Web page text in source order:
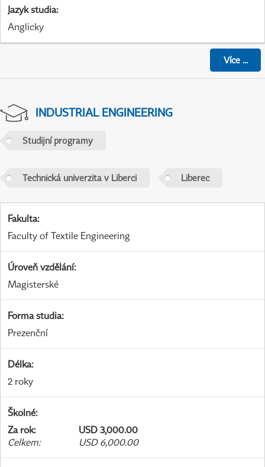
Jazyk studia:
Anglicky
Více...
INDUSTRIAL ENGINEERING
Studijní programy
Technická univerzita v Liberci Liberec
Fakulta:
Faculty of Textile Engineering
Úroveň vzdělání:
Magisterské
Forma studia:
Prezenční
Délka:
2 roky
Školné:
Za rok:
USD 3,000.00
Celkem: USD 6,000.00